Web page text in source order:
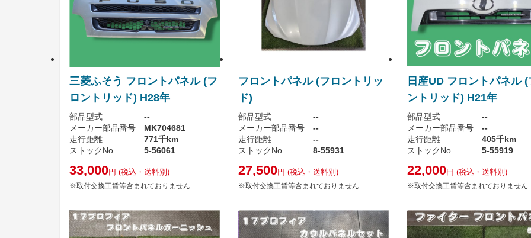
三菱ふそう フロントパネル (フ
ロントリッド) H28年
部品型式
--
メーカー部品番号
MK704681
走行距離
771千km
ストックNo.
5-56061
33,000円 (税込・送料別)
※取付交換工賃等含まれておりません
フロントパネル (フロントリッ
ド)
部品型式
--
メーカー部品番号
--
走行距離
--
ストックNo.
8-55931
27,500円 (税込・送料別)
※取付交換工賃等含まれておりません
日産UD フロントパネル (
ントリッド) H21年
部品型式
--
メーカー部品番号
--
走行距離
405千km
ストックNo.
5-55919
22,000円 (税込・送料別)
※取付交換工賃等含まれておりません